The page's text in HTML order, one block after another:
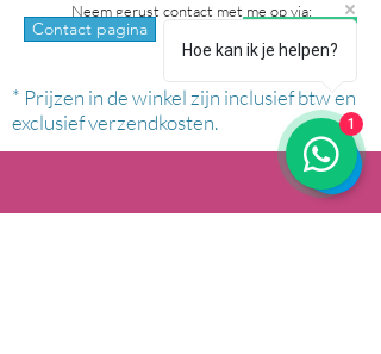
Neem gerust contact met me op via:
Contact pagina
* Prijzen in de winkel zijn inclusief btw en
exclusief verzendkosten.
Hoe kan ik je helpen?
1